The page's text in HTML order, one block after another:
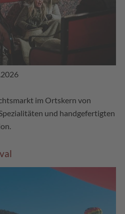
im Ortskern von
und handgefertigten